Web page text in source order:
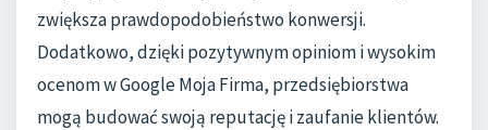
zwiększa prawdopodobieństwo konwersji.
Dodatkowo, dzięki pozytywnym opiniom i wysokim
ocenom w Google Moja Firma, przedsiębiorstwa
mogą budować swoją reputację i zaufanie klientów.